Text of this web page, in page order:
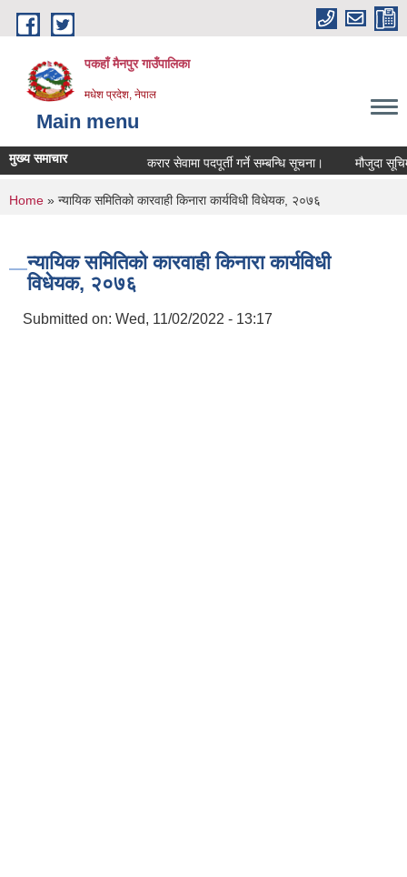
Skip to main content
पकहाँ मैनपुर गाउँपालिका
मधेश प्रदेश, नेपाल
Main menu
मुख्य समाचार करार सेवामा पदपूर्ती गर्ने सम्बन्धि सूचना। मौजुदा
You are here
Home » न्यायिक समितिको कारवाही किनारा कार्यविधी विधेयक, २०७६
न्यायिक समितिको कारवाही किनारा कार्यविधी
विधेयक, २०७६
Submitted on: Wed, 11/02/2022 - 13:17